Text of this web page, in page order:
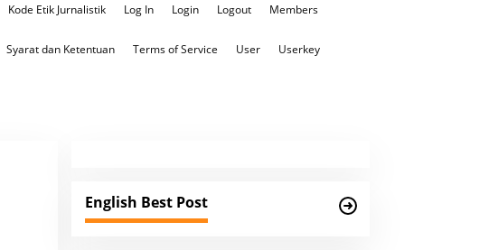
Kode Etik Jurnalistik Log In Login Logout Members
Syarat dan Ketentuan Terms of Service User Userkey
English Best Post